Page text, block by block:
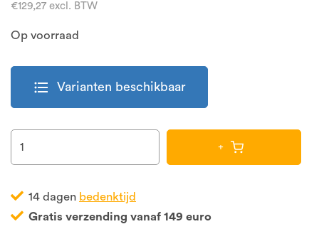
€129,27 excl. BTW
Op voorraad
format_list_bulleted Varianten beschikbaar
+
14 dagen bedenktijd
Gratis verzending vanaf 149 euro